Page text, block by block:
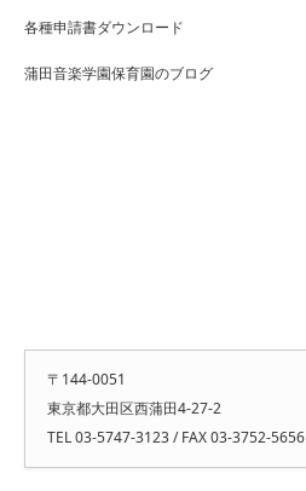
各種申請書ダウンロード
蒲田音楽学園保育園のブログ
〒144-0051
東京都大田区西蒲田4-27-2
TEL 03-5747-3123 / FAX 03-3752-5656